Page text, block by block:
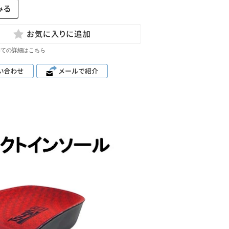
の詳細はこちら